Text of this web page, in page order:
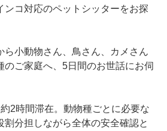
ンコ対応のペットシッターをお探
ら小動物さん、鳥さん、カメさん
のご家庭へ、5日間のお世話にお伺
2時間滞在。動物種ごとに必要な
割分担しながら全体の安全確認と